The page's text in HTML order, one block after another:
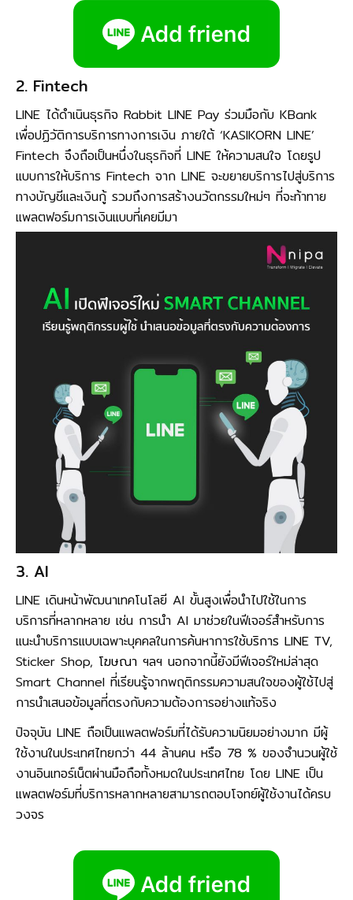
2. Fintech
LINE ได้ดำเนินธุรกิจ Rabbit LINE Pay ร่วมมือกับ KBank
เพื่อปฏิวัติการบริการทางการเงิน ภายใต้ ‘KASIKORN LINE’
Fintech จึงถือเป็นหนึ่งในธุรกิจที่ LINE ให้ความสนใจ โดยรูป
แบบการให้บริการ Fintech จาก LINE จะขยายบริการไปสู่บริการ
ทางบัญชีและเงินกู้ รวมถึงการสร้างนวัตกรรมใหม่ๆ ที่จะท้าทาย
แพลตฟอร์มการเงินแบบที่เคยมีมา
3. AI
LINE เดินหน้าพัฒนาเทคโนโลยี AI ขั้นสูงเพื่อนำไปใช้ในการ
บริการที่หลากหลาย เช่น การนำ AI มาช่วยในฟีเจอร์สำหรับการ
แนะนำบริการแบบเฉพาะบุคคลในการค้นหาการใช้บริการ LINE TV,
Sticker Shop, โฆษณา ฯลฯ นอกจากนี้ยังมีฟีเจอร์ใหม่ล่าสุด
Smart Channel ที่เรียนรู้จากพฤติกรรมความสนใจของผู้ใช้ไปสู่
การนำเสนอข้อมูลที่ตรงกับความต้องการอย่างแท้จริง
ปัจจุบัน LINE ถือเป็นแพลตฟอร์มที่ได้รับความนิยมอย่างมาก มีผู้
ใช้งานในประเทศไทยกว่า 44 ล้านคน หรือ 78 % ของจำนวนผู้ใช้
งานอินเทอร์เน็ตผ่านมือถือทั้งหมดในประเทศไทย โดย LINE เป็น
แพลตฟอร์มที่บริการหลากหลายสามารถตอบโจทย์ผู้ใช้งานได้ครบ
วงจร